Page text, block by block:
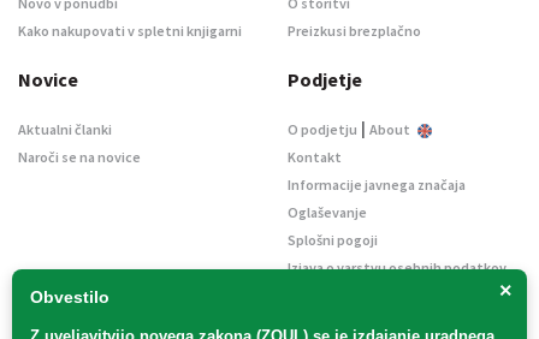
×
Obvestilo
Kako nakupovati v spletni knjigarni
Preizkusi brezplačno
Novice
Aktualni članki
Naroči se na novice
Podjetje
O podjetju | About
Kontakt
Informacije javnega značaja
Oglaševanje
Splošni pogoji
Izjava o varstvu osebnih podatkov